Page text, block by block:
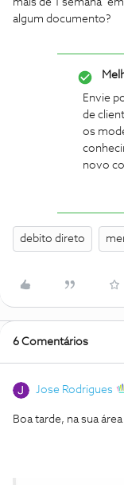
mais de 1 semana
algum documento?
Envie
de
os
novo
debito direto
6 Comentários
Jose Rodrigues
Boa tarde, na sua